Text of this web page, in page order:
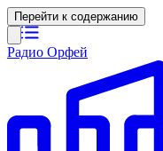
Перейти к содержанию
Радио Орфей